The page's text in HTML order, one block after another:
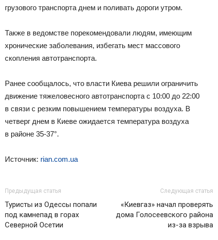
грузового транспорта днем и поливать дороги утром.
Также в ведомстве порекомендовали людям, имеющим
хронические заболевания, избегать мест массового
скопления автотранспорта.
Ранее сообщалось, что власти Киева решили ограничить
движение тяжеловесного автотранспорта с 10:00 до 22:00
в связи с резким повышением температуры воздуха. В
четверг днем в Киеве ожидается температура воздуха
в районе ​​35-37°.
Источник: rian.com.ua
Предыдущая статья
Туристы из Одессы попали
под камнепад в горах
Северной Осетии
Следующая статья
«Киевгаз» начал проверять
дома Голосеевского района
из-за взрыва